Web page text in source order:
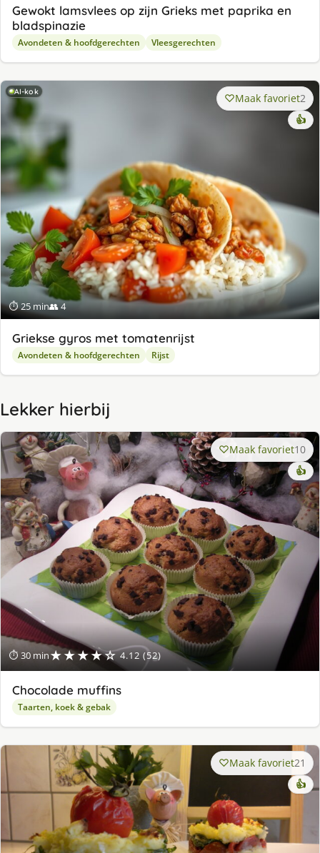
Gewokt lamsvlees op zijn Grieks met paprika en
bladspinazie
Avondeten & hoofdgerechten Vleesgerechten
AI-kok
⏱ 25 min👥 4
Maak favoriet2
👍
Griek­se gy­ros met to­ma­ten­rijst
Avondeten & hoofdgerechten Rijst
Lekker hierbij
⏱ 30 min★★★★☆ 4.12 (52)
Maak favoriet10
👍
Chocolade muffins
Taarten, koek & gebak
Maak favoriet21
👍